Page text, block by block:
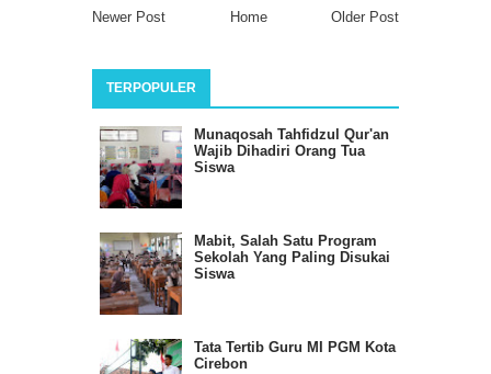
Newer Post Older Post
Home
TERPOPULER
Munaqosah Tahfidzul Qur'an
Wajib Dihadiri Orang Tua
Siswa
Mabit, Salah Satu Program
Sekolah Yang Paling Disukai
Siswa
Tata Tertib Guru MI PGM Kota
Cirebon